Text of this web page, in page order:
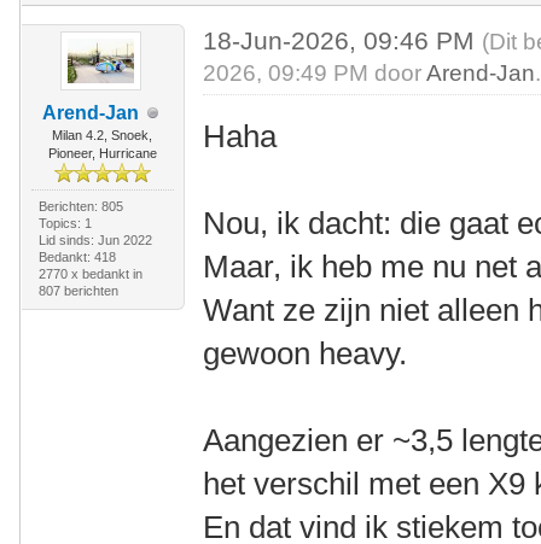
Arend-Jan
Milan 4.2, Snoek,
Pioneer, Hurricane
Berichten: 805
Topics: 1
Lid sinds: Jun 2022
Bedankt: 418
2770 x bedankt in
807 berichten
18-Jun-2026, 09:46 PM (Dit
2026, 09:49 PM doorArend-Jan
Haha
Nou, ik dacht: die gaat
Maar, ik heb me nu net
Want ze zijn niet alleen
gewoon heavy.
Aangezien er ~3,5
het verschil met een X9
En dat vind ik stiekem